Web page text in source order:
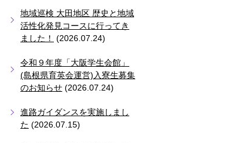
地域巡検 大田地区 歴史と地域
活性化発見コースに行ってき
ました！
(2026.07.24)
令和９年度「大阪学生会館」
(島根県育英会運営)入寮生募集
のお知らせ (2026.07.24)
進路ガイダンスを実施しまし
た (2026.07.15)